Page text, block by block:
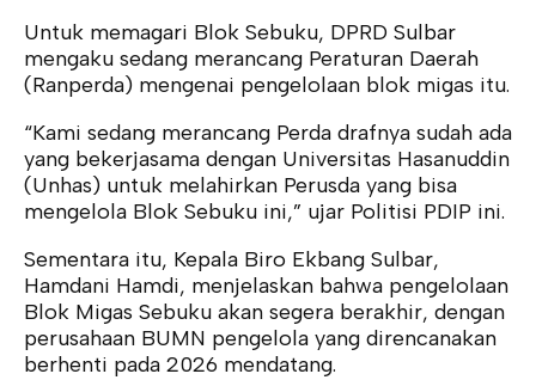
Untuk memagari Blok Sebuku, DPRD Sulbar
mengaku sedang merancang Peraturan Daerah
(Ranperda) mengenai pengelolaan blok migas itu.
“Kami sedang merancang Perda drafnya sudah ada
yang bekerjasama dengan Universitas Hasanuddin
(Unhas) untuk melahirkan Perusda yang bisa
mengelola Blok Sebuku ini,” ujar Politisi PDIP ini.
Sementara itu, Kepala Biro Ekbang Sulbar,
Hamdani Hamdi, menjelaskan bahwa pengelolaan
Blok Migas Sebuku akan segera berakhir, dengan
perusahaan BUMN pengelola yang direncanakan
berhenti pada 2026 mendatang.